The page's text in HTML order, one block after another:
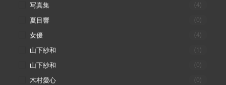
写真集 (4)
夏目響 (0)
女優 (4)
山下紗和 (1)
山下紗和 (0)
木村愛心 (0)